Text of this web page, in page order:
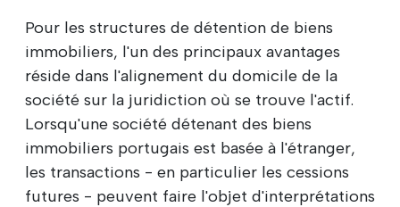
Pour les structures de détention de biens
immobiliers, l'un des principaux avantages
réside dans l'alignement du domicile de la
société sur la juridiction où se trouve l'actif.
Lorsqu'une société détenant des biens
immobiliers portugais est basée à l'étranger,
les transactions - en particulier les cessions
futures - peuvent faire l'objet d'interprétations